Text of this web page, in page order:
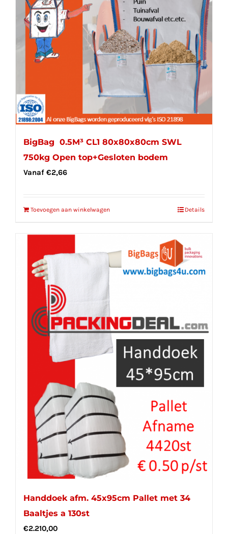
BigBag 0.5M³ CL1 80x80x80cm SWL
750kg Open top+Gesloten bodem
Vanaf €2,66
Toevoegen aan winkelwagen Details
Handdoek afm. 45x95cm Pallet met 34
Baaltjes a 130st
€2.210,00